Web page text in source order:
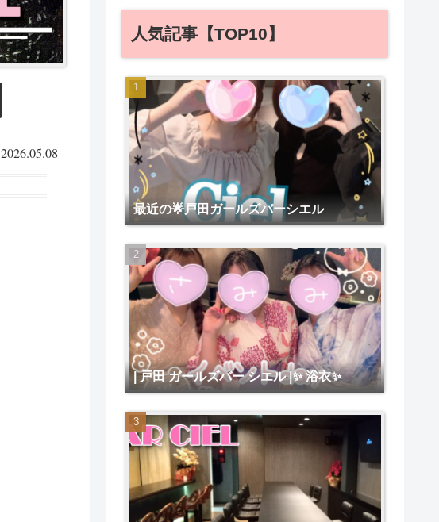
2026.05.08
人気記事【TOP10】
最近の🌟戸田ガールズバーシエル
| 戸田 ガールズバー シエル |✨ 浴衣✨